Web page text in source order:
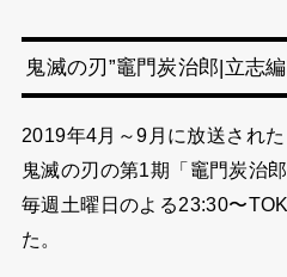
鬼滅の刃”竈門炭治郎|立志
2019年4月～9月に放送された
鬼滅の刃の第1期「竈門炭治
毎週土曜日のよる23:30〜
た。